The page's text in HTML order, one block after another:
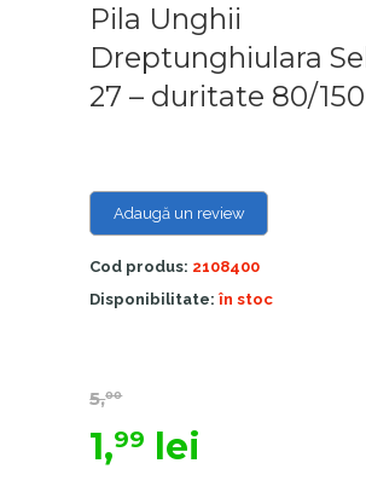
Pila Unghii
Dreptunghiulara
27 – duritate 80/150
Adaugă un review
Cod produs: 2108400
Disponibilitate: în stoc
5,00
1,99 lei